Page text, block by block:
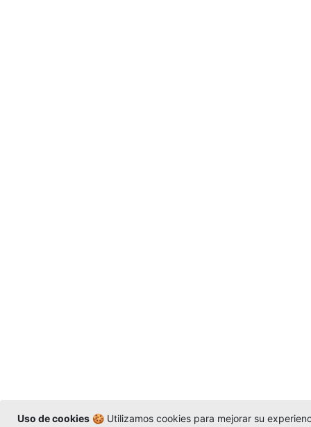
Uso de cookies🍪 Utilizamos cookies para mejorar su